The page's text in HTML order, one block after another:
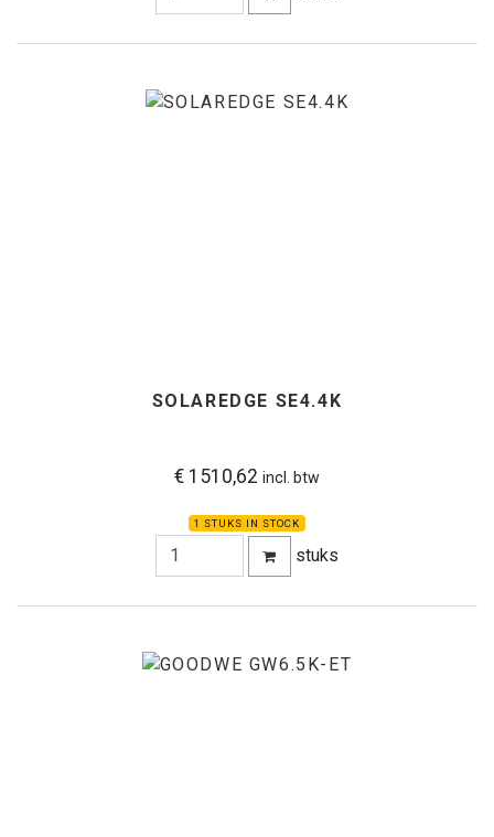
SOLAREDGE SE4.4K
€ 1510,62 incl. btw
1 STUKS IN STOCK
stuks